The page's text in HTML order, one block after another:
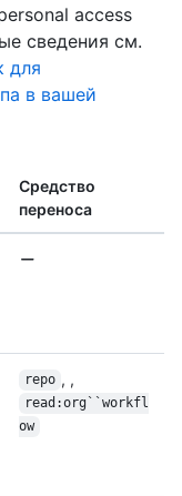
access
сведения см.
для
в вашей
Средство
переноса
repo , ,
read:org``workfl
ow